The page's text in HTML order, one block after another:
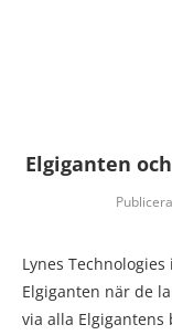
Elgiganten
Lynes
Elgiganten när de
via alla